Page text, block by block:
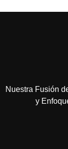
Nuestra Fusión
y